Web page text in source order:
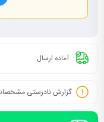
آماده ارسال
گزارش نادرستی